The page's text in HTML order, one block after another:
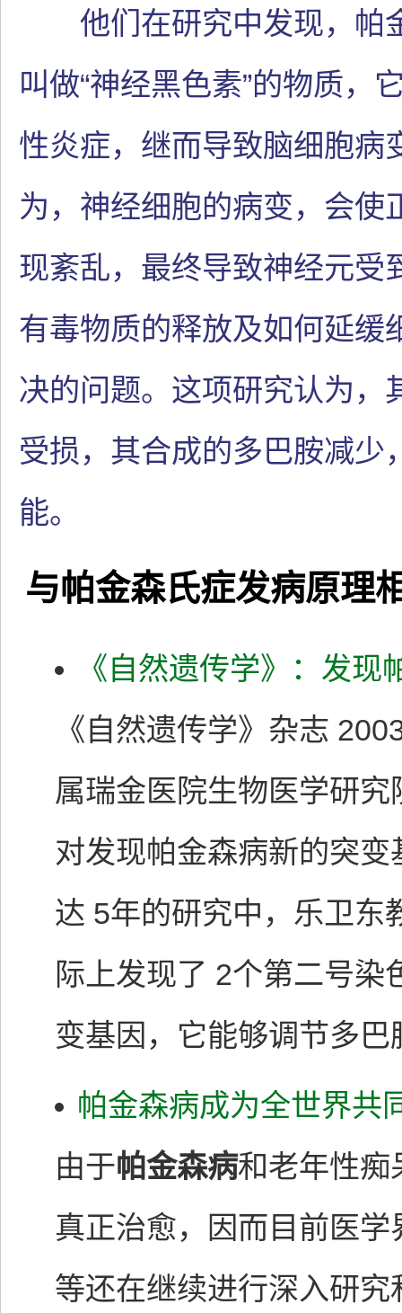
他们在研究中发现，帕
叫做“神经黑色素”的物质，
性炎症，继而导致脑细胞病
为，神经细胞的病变，会使
现紊乱，最终导致神经元受
有毒物质的释放及如何延缓
决的问题。这项研究认为，
受损，其合成的多巴胺减少
能。
与帕金森氏症发病原理
《自然遗传学》：发
《自然遗传学》杂志
属瑞金医院生物医学研
对发现帕金森病新的突
达 5年的研究中，乐卫东
际上发现了 2个第二号染
变基因，它能够调节多
帕金森病成为全世界共
由于帕金森病和老年性痴
真正治愈，因而目前医
等还在继续进行深入研